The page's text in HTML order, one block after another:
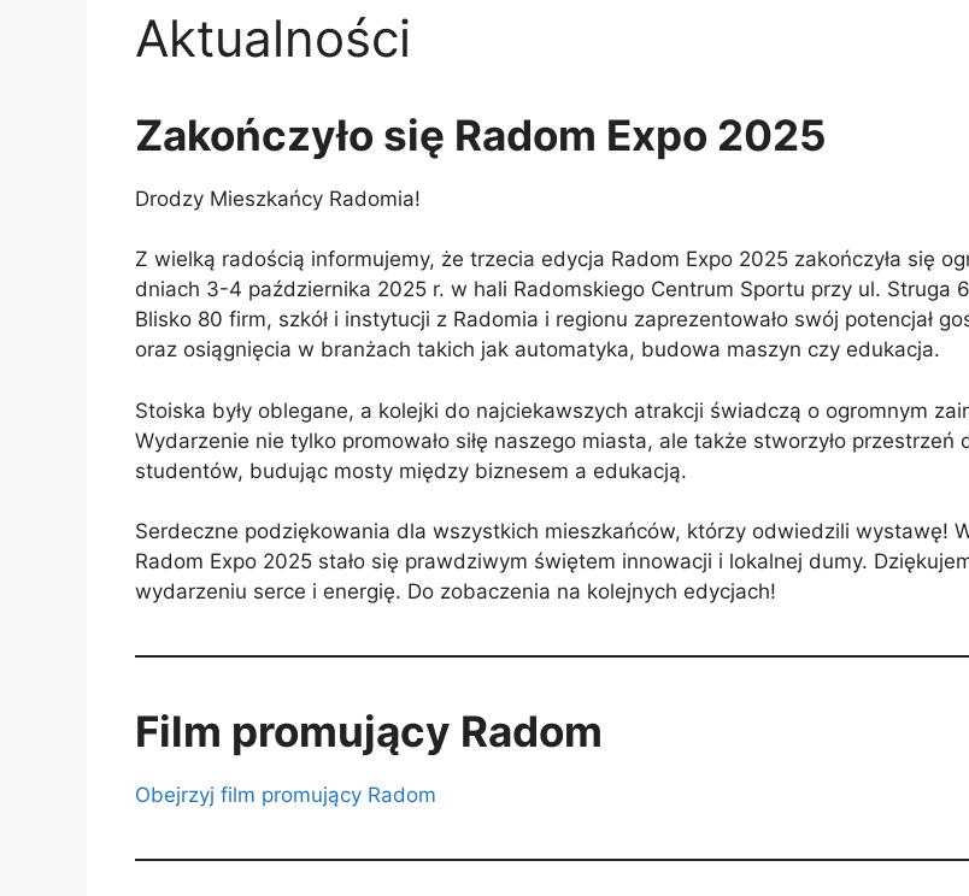
Aktualności
Zakończyło się Radom Expo 2025
Drodzy Mieszkańcy Radomia!
Z wielką radością informujemy, że trzecia edycja Radom Expo 2025 zakończyła się
dniach 3-4 października 2025 r. w hali Radomskiego Centrum Sportu przy ul. Struga
Blisko 80 firm, szkół i instytucji z Radomia i regionu zaprezentowało swój potencjał
oraz osiągnięcia w branżach takich jak automatyka, budowa maszyn czy edukacja.
Stoiska były oblegane, a kolejki do najciekawszych atrakcji świadczą o ogromnym
Wydarzenie nie tylko promowało siłę naszego miasta, ale także stworzyło
studentów, budując mosty między biznesem a edukacją.
Serdeczne podziękowania dla wszystkich mieszkańców, którzy odwiedzili wystawę!
Radom Expo 2025 stało się prawdziwym świętem innowacji i lokalnej dumy.
wydarzeniu serce i energię. Do zobaczenia na kolejnych edycjach!
Film promujący Radom
Obejrzyj film promujący Radom